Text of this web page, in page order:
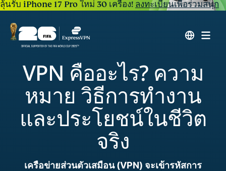
ลุ้นรับ iPhone 17 Pro ใหม่ 30 เครื่อง! ลงทะเบียนเพื่อร่วมสนุก
VPN คืออะไร? ความ
หมาย วิธีการทำงาน
และประโยชน์ในชีวิต
จริง
เครือข่ายส่วนตัวเสมือน (VPN) จะเข้ารหัสการ